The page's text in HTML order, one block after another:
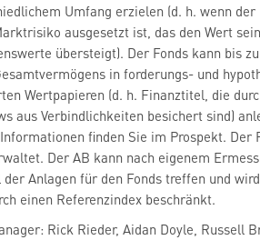
Umfang erzielen (d. h. wenn der
ausgesetzt ist, das den Wert
übersteigt). Der Fonds kann bis
in forderungs- und
Wertpapieren (d. h. Finanztitel, die
aus Verbindlichkeiten besichert sind)
finden Sie im Prospekt. Der
Der AB kann nach eigenem
der Anlagen für den Fonds treffen und
einen Referenzindex beschränkt.
Rick Rieder, Aidan Doyle, Russell